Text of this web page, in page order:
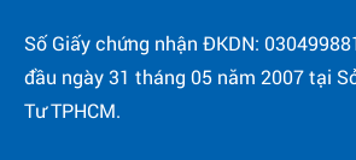
Số Giấy chứng nhận ĐKDN:
đầu ngày 31 tháng 05 năm 2007 tại
Tư TPHCM.